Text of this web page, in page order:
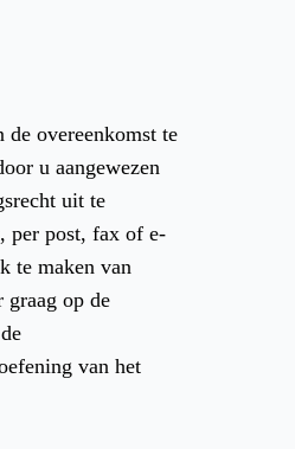
de overeenkomst te
u aangewezen
uit te
per post, fax of e-
te maken van
op de
van het